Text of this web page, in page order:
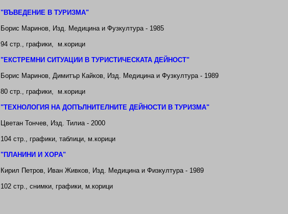
"ВЪВЕДЕНИЕ В ТУРИЗМА"
Борис Маринов, Изд. Медицина и Фузкултура - 1985
94 стр., графики, м.корици
"ЕКСТРЕМНИ СИТУАЦИИ В ТУРИСТИЧЕСКАТА ДЕЙНОСТ"
Борис Маринов, Димитър Кайков, Изд. Медицина и Фузкултура - 1989
80 стр., графики, м.корици
"ТЕХНОЛОГИЯ НА ДОПЪЛНИТЕЛНИТЕ ДЕЙНОСТИ В ТУРИЗМА"
Цветан Тончев, Изд. Тилиа - 2000
104 стр., графики, таблици, м.корици
"ПЛАНИНИ И ХОРА"
Кирил Петров, Иван Живков, Изд. Медицина и Физкултура - 1989
102 стр., снимки, графики, м.корици